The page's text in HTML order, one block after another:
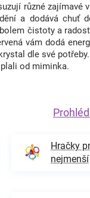
různé zajímavé
a dodává chuť
čistoty a
vám dodá
dle své
od miminka.
Hračky
nejmenší